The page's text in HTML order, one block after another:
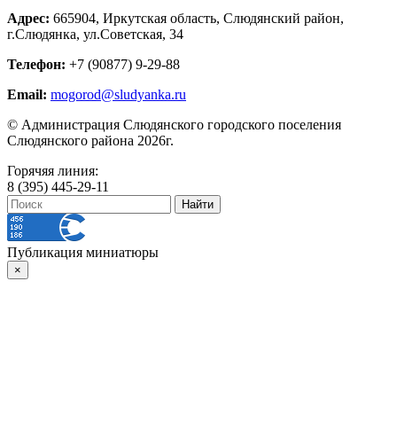
Адрес: 665904, Иркутская область, Слюдянский район,
г.Слюдянка, ул.Советская, 34
Телефон: +7 (90877) 9-29-88
Email: mogorod@sludyanka.ru
© Администрация Слюдянского городского поселения
Слюдянского района 2026г.
Горячяя линия:
8 (395) 445-29-11
Публикация миниатюры
×